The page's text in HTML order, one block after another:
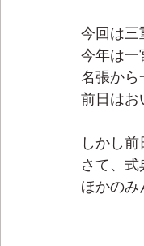
今回は三
今年は一
名張から
前日はお
しかし
さて、
ほかのみ